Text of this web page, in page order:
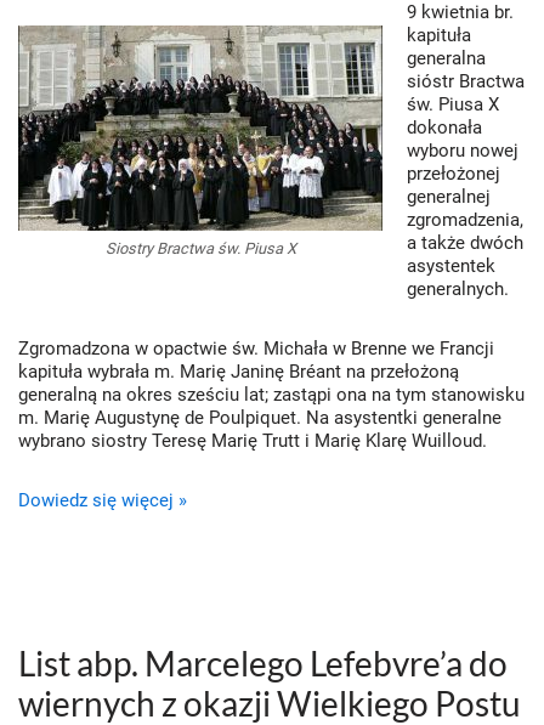
Siostry Bractwa św. Piusa X
9 kwietnia br.
kapituła
generalna
sióstr Bractwa
św. Piusa X
dokonała
wyboru nowej
przełożonej
generalnej
zgromadzenia,
a także dwóch
asystentek
generalnych.
Zgromadzona w opactwie św. Michała w Brenne we Francji
kapituła wybrała m. Marię Janinę Bréant na przełożoną
generalną na okres sześciu lat; zastąpi ona na tym stanowisku
m. Marię Augustynę de Poulpiquet. Na asystentki generalne
wybrano siostry Teresę Marię Trutt i Marię Klarę Wuilloud.
Dowiedz się więcej »
List abp. Marcelego Lefebvre’a do
wiernych z okazji Wielkiego Postu